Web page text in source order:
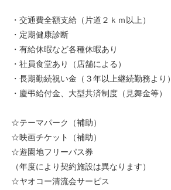
・交通費全額支給（片道２ｋｍ以上）
・定期健康診断
・有給休暇など各種休暇あり
・社員食堂あり（店舗による）
・長期勤続祝い金（３年以上継続勤務より）
・慶弔給付金、大型共済制度（見舞金等）
☆テーマパーク（補助）
☆映画チケット（補助）
☆遊園地フリーパス券
（年度により契約施設は異なります）
☆ヤオコー清流会サービス